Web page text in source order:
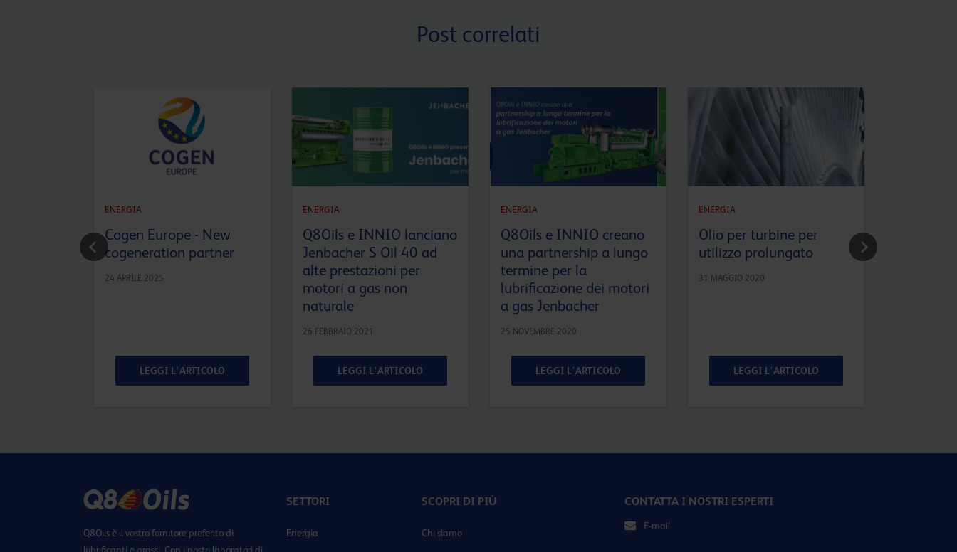
Post correlati
ENERGIA
Cogen Europe - New
cogeneration partner
24 APRILE 2025
LEGGI L'ARTICOLO
ENERGIA
Q8Oils e INNIO lanciano
Jenbacher S Oil 40 ad
alte prestazioni per
motori a gas non
naturale
26 FEBBRAIO 2021
LEGGI L'ARTICOLO
ENERGIA
Q8Oils e INNIO creano
una partnership a lungo
termine per la
lubrificazione dei motori
a gas Jenbacher
25 NOVEMBRE 2020
LEGGI L'ARTICOLO
ENERGIA
Olio per turbine per
utilizzo prolungato
31 MAGGIO 2020
LEGGI L'ARTICOLO
Q8Oils è il vostro fornitore preferito di
SETTORI
Energia
SCOPRI DI PIÙ
Chi siamo
CONTATTA I NOSTRI ESPERTI
E-mail